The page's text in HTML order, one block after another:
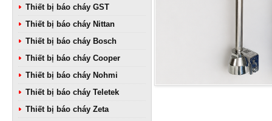
Thiết bị báo cháy GST
Thiết bị báo cháy Nittan
Thiết bị báo cháy Bosch
Thiết bị báo cháy Cooper
Thiết bị báo cháy Nohmi
Thiết bị báo cháy Teletek
Thiết bị báo cháy Zeta